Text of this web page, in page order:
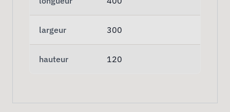
largeur 300
hauteur 120